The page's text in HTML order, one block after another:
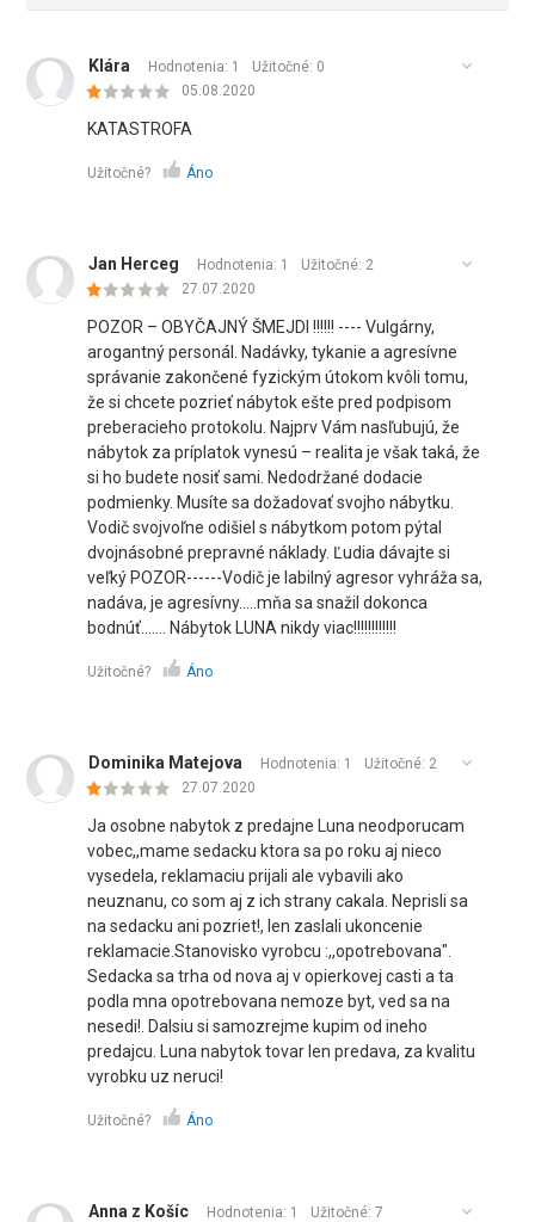
Klára Hodnotenia: 1 Užitočné: 0
05.08.2020
KATASTROFA
Užitočné? Áno
Jan Herceg Hodnotenia: 1 Užitočné: 2
27.07.2020
POZOR – OBYČAJNÝ ŠMEJDI !!!!!! ---- Vulgárny,
arogantný personál. Nadávky, tykanie a agresívne
správanie zakončené fyzickým útokom kvôli tomu,
že si chcete pozrieť nábytok ešte pred podpisom
preberacieho protokolu. Najprv Vám nasľubujú, že
nábytok za príplatok vynesú – realita je však taká, že
si ho budete nosiť sami. Nedodržané dodacie
podmienky. Musíte sa dožadovať svojho nábytku.
Vodič svojvoľne odišiel s nábytkom potom pýtal
dvojnásobné prepravné náklady. Ľudia dávajte si
veľký POZOR------Vodič je labilný agresor vyhráža sa,
nadáva, je agresívny.....mňa sa snažil dokonca
bodnúť....... Nábytok LUNA nikdy viac!!!!!!!!!!!!
Užitočné? Áno
Dominika Matejova Hodnotenia: 1 Užitočné: 2
27.07.2020
Ja osobne nabytok z predajne Luna neodporucam
vobec,,mame sedacku ktora sa po roku aj nieco
vysedela, reklamaciu prijali ale vybavili ako
neuznanu, co som aj z ich strany cakala. Neprisli sa
na sedacku ani pozriet!, len zaslali ukoncenie
reklamacie.Stanovisko vyrobcu :,,opotrebovana".
Sedacka sa trha od nova aj v opierkovej casti a ta
podla mna opotrebovana nemoze byt, ved sa na
nesedi!. Dalsiu si samozrejme kupim od ineho
predajcu. Luna nabytok tovar len predava, za kvalitu
vyrobku uz neruci!
Užitočné? Áno
Anna z Košíc Hodnotenia: 1 Užitočné:7